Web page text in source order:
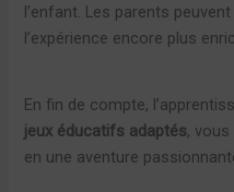
l’enfant. Les parents
l’expérience encore plus
En fin de compte,
jeux éducatifs adaptés,
en une aventure